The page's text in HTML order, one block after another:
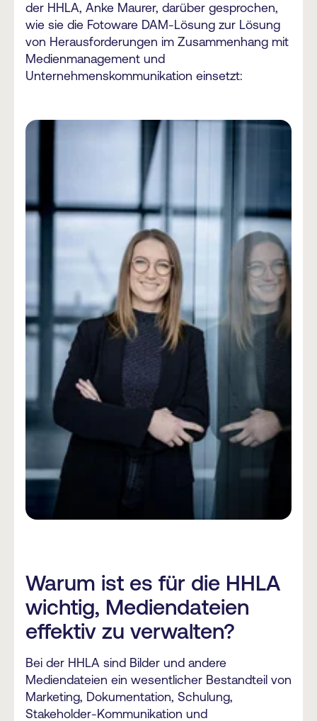
der HHLA, Anke Maurer, darüber gesprochen,
wie sie die Fotoware DAM-Lösung zur Lösung
von Herausforderungen im Zusammenhang mit
Medienmanagement und
Unternehmenskommunikation einsetzt:
Warum ist es für die HHLA
wichtig, Mediendateien
effektiv zu verwalten?
Bei der HHLA sind Bilder und andere
Mediendateien ein wesentlicher Bestandteil von
Marketing, Dokumentation, Schulung,
Stakeholder-Kommunikation und